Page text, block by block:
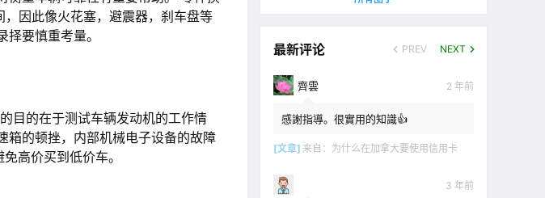
因此像火花塞，避震器，刹车盘等
择要慎重考量。
目的在于测试车辆发动机的工作情
箱的顿挫，内部机械电子设备的故障
高价买到低价车。
最新评论 PREV NEXT
齊雲 2 年前
感謝指導。很實用的知識👍
[文章] 来自： 为什么在加拿大要使用信用卡
3 年前